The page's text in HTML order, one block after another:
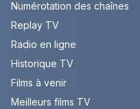
Numérotation des chaînes
Replay TV
Radio en ligne
Historique TV
Films à venir
Meilleurs films TV